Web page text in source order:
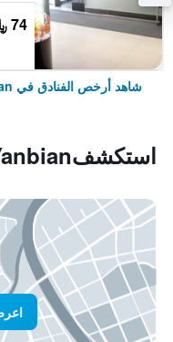
74 ﷼
شاهد أرخص الفنادق في Yanbian
استكشفYanji, Yanbian